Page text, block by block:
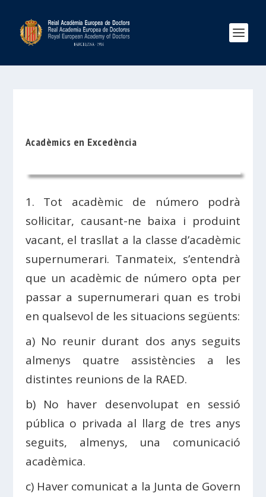
Acadèmics en Excedència
1. Tot acadèmic de número podrà
sol·licitar, causant-ne baixa i produint
vacant, el trasllat a la classe d’acadèmic
supernumerari. Tanmateix, s’entendrà
que un acadèmic de número opta per
passar a supernumerari quan es trobi
en qualsevol de les situacions següents:
a) No reunir durant dos anys seguits
almenys quatre assistències a les
distintes reunions de la RAED.
b) No haver desenvolupat en sessió
pública o privada al llarg de tres anys
seguits, almenys, una comunicació
acadèmica.
c) Haver comunicat a la Junta de Govern